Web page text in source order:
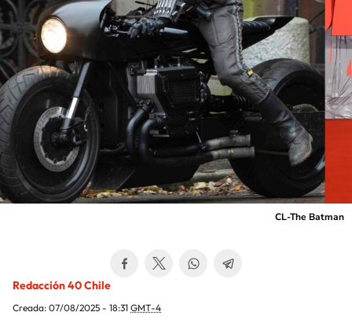
CL-The Batman
Redacción 40 Chile
Creada: 07/08/2025 - 18:31 GMT-4